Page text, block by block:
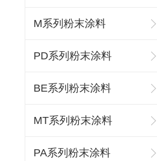
M系列粉末涂料
PD系列粉末涂料
BE系列粉末涂料
MT系列粉末涂料
PA系列粉末涂料